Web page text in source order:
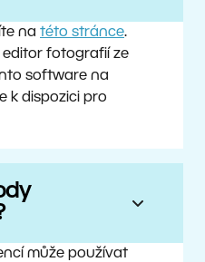
na této stránce.
editor fotografií ze
software na
k dispozici pro
může používat